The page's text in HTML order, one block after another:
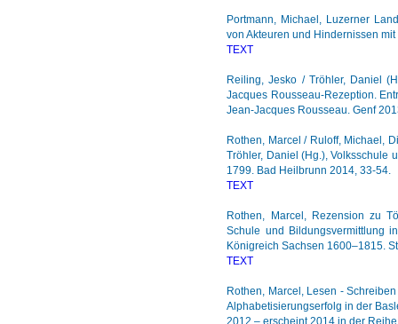
Portmann, Michael, Luzerner
von Akteuren und Hindernissen
TEXT
Reiling, Jesko / Tröhler, Daniel
Jacques Rousseau-Rezeption.
Jean-Jacques Rousseau. Genf
Rothen, Marcel / Ruloff, Michael,
Tröhler, Daniel (Hg.), Volksschule
1799. Bad Heilbrunn 2014, 33-54.
TEXT
Rothen, Marcel, Rezension zu
Schule und Bildungsvermittlung
Königreich Sachsen 1600–1815.
TEXT
Rothen, Marcel, Lesen -
Alphabetisierungserfolg in der
2012 – erscheint 2014 in der